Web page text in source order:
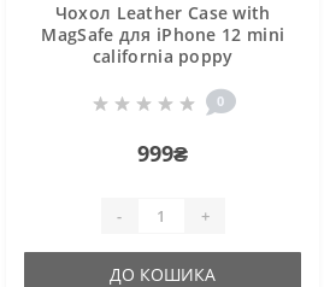
Чохол Leather Case with
MagSafe для iPhone 12 mini
california poppy
0
999₴
- +
ДО КОШИКА